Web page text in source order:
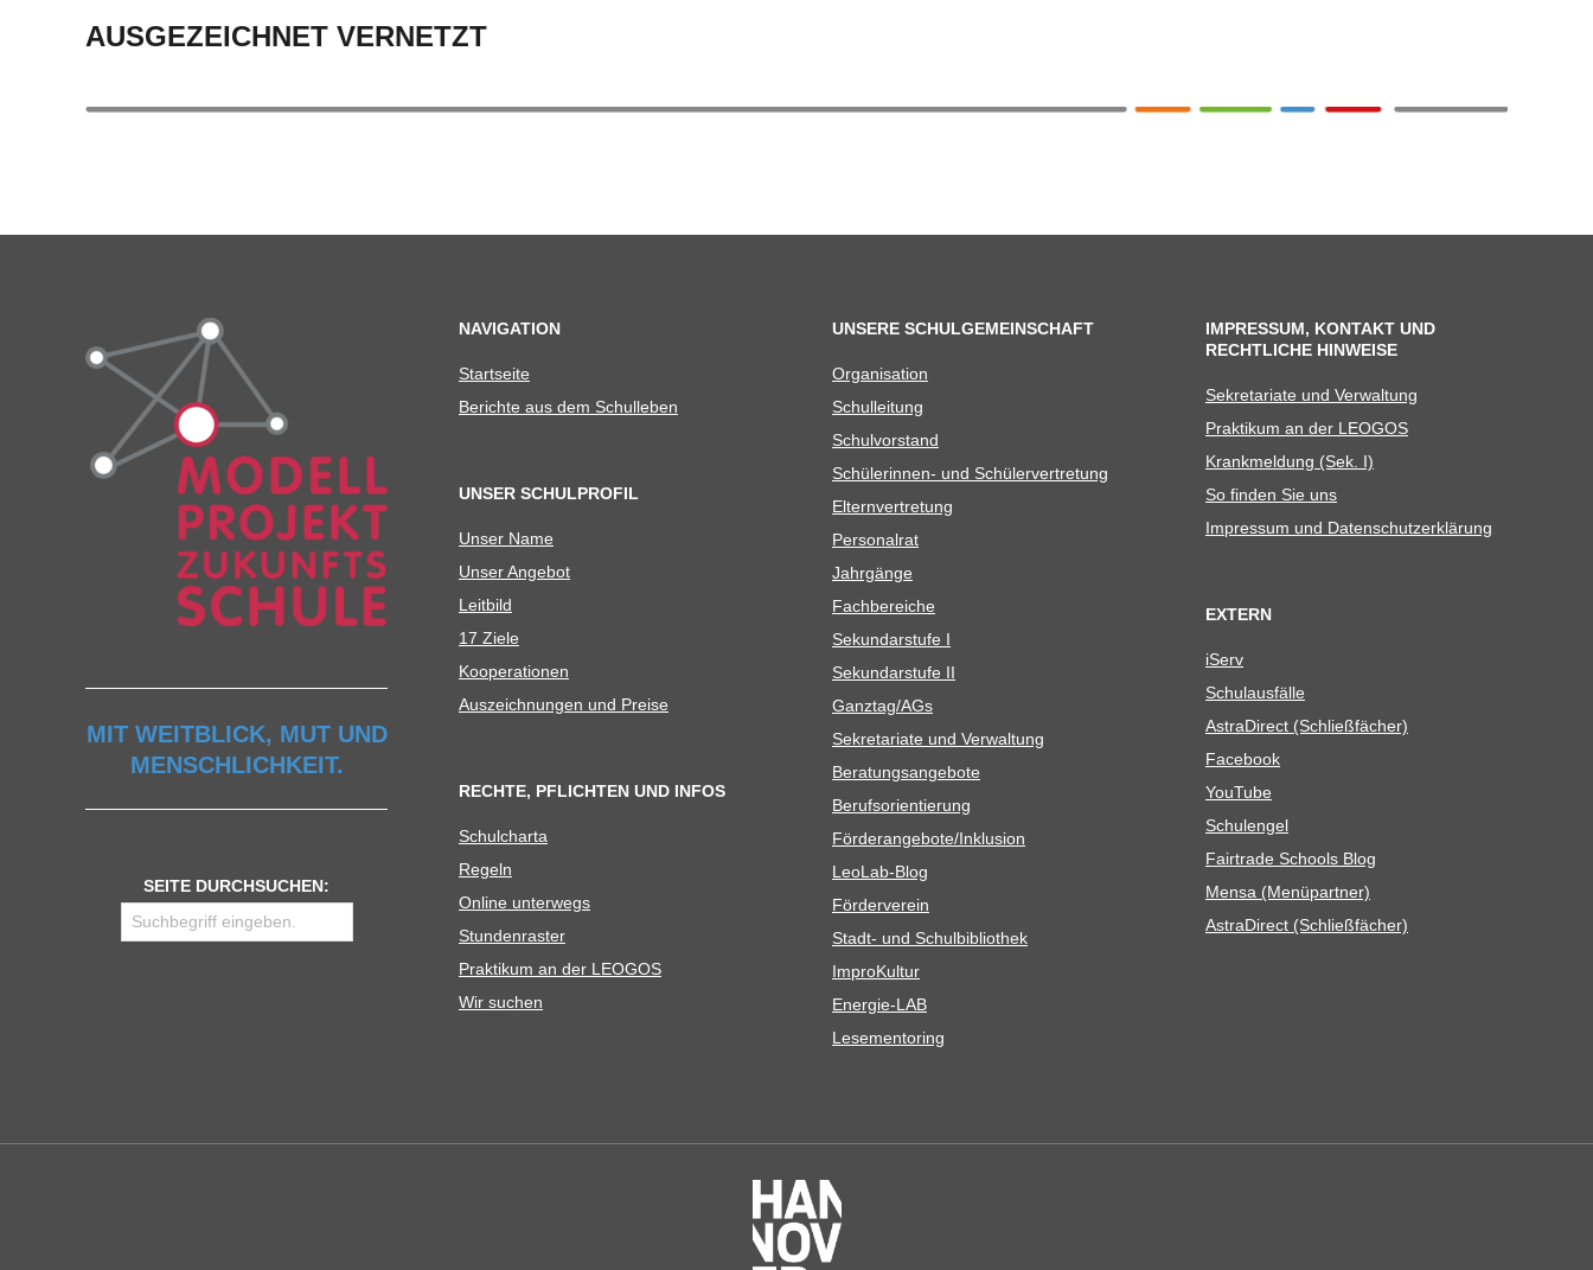
T
-
C
U
L
E
AUSGEZEICHNET VERNETZT
MIT WEITBLICK, MUT UND
MENSCHLICHKEIT.
SEITE DURCHSUCHEN:
NAVIGATION
Start­seite
Berichte aus dem Schulleben
UNSER SCHULPROFIL
Unser Name
Unser Ange­bot
Leit­bild
17 Ziele
Koope­ra­tio­nen
Aus­zeich­nun­gen und Preise
RECHTE, PFLICHTEN UND INFOS
Schul­charta
Regeln
Online unter­wegs
Stun­den­ras­ter
Prak­ti­kum an der LEOGOS
Wir suchen
UNSERE SCHULGEMEINSCHAFT
Orga­ni­sa­tion
Schul­lei­tung
Schul­vor­stand
Schü­le­rin­nen- und Schülervertretung
Eltern­ver­tre­tung
Per­so­nal­rat
Jahr­gänge
Fach­be­rei­che
Sekun­dar­stufe I
Sekun­dar­stufe II
Ganztag/​​AGs
Sekre­ta­riate und Verwaltung
Bera­tungs­an­ge­bote
Berufs­ori­en­tie­rung
Förderangebote/​​Inklusion
Leo­Lab-Blog
För­der­ver­ein
Stadt- und Schulbibliothek
Impro­Kul­tur
Ener­­gie-LAB
Lese­men­to­ring
IMPRESSUM, KONTAKT UND
RECHTLICHE HINWEISE
Sekre­ta­riate und Verwaltung
Prak­ti­kum an der LEOGOS
Krank­mel­dung (Sek. I)
So fin­den Sie uns
Impres­sum und Datenschutzerklärung
EXTERN
iServ
Schul­aus­fälle
Astra­Di­rect (Schließ­fä­cher)
Face­book
You­Tube
Schul­en­gel
Fair­trade Schools Blog
Mensa (Menü­part­ner)
Astra­Di­rect (Schließ­fä­cher)